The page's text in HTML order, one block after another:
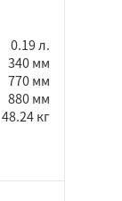
0.19 л.
340 мм
770 мм
880 мм
48.24 кг